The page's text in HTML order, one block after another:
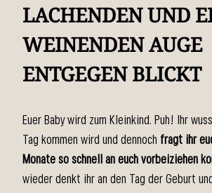
LACHENDEN UND
WEINENDEN AUGE
ENTGEGEN BLICKT
Euer Baby wird zum Kleinkind. Puh! Ihr
Tag kommen wird und dennoch fragt ihr
Monate so schnell an euch vorbeiziehen
wieder denkt ihr an den Tag der Geburt